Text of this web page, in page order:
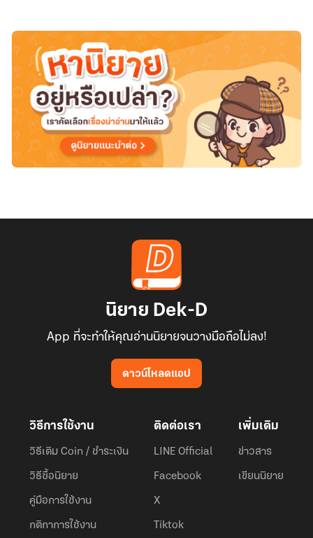
นิยาย Dek-D
App ที่จะทำให้คุณอ่านนิยายจนวางมือถือไม่ลง!
ดาวน์โหลดแอป
วิธีการใช้งาน
วิธีเติม Coin / ชำระเงิน
วิธีซื้อนิยาย
คู่มือการใช้งาน
กติกาการใช้งาน
ติดต่อเรา
LINE Official
Facebook
X
Tiktok
เพิ่มเติม
ข่าวสาร
เขียนนิยาย